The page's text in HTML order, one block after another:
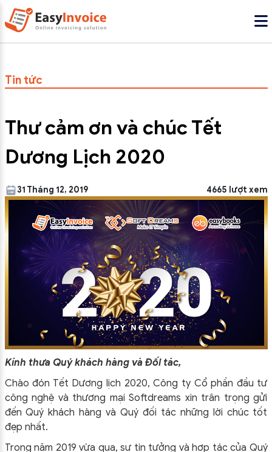
Tin tức
Thư cảm ơn và chúc Tết
Dương Lịch 2020
31 Tháng 12, 2019 4665 lượt xem
Kính thưa Quý khách hàng và Đối tác,
Chào đón Tết Dương lịch 2020, Công ty Cổ phần đầu tư
công nghệ và thương mại Softdreams xin trân trọng gửi
đến Quý khách hàng và Quý đối tác những lời chúc tốt
đẹp nhất.
Trong năm 2019 vừa qua, sự tin tưởng và hợp tác của Quý